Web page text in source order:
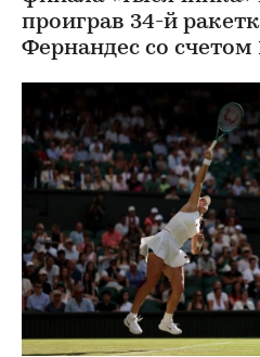
проиграв 34-й
Фернандес со счетом